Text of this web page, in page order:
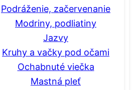
Podráženie, začervenanie
Modriny, podliatiny
Jazvy
Kruhy a vačky pod očami
Ochabnuté viečka
Mastná pleť